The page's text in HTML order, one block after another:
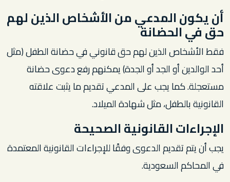
أن يكون المدعي من الأشخاص الذين لهم
حق في الحضانة
فقط الأشخاص الذين لهم حق قانوني في حضانة الطفل (مثل
أحد الوالدين أو الجد أو الجدة) يمكنهم رفع دعوى حضانة
مستعجلة. كما يجب على المدعي تقديم ما يثبت علاقته
القانونية بالطفل، مثل شهادة الميلاد.
الإجراءات القانونية الصحيحة
يجب أن يتم تقديم الدعوى وفقًا للإجراءات القانونية المعتمدة
في المحاكم السعودية.